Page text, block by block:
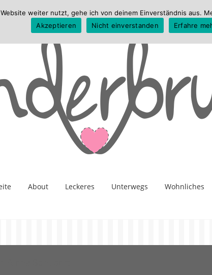
About Leckeres Unterwegs Wohnliches
weiter nutzt, gehe ich von deinem Einverständnis aus.
Akzeptieren
Nicht einverstanden Erfahre